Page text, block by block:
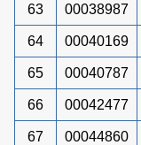
63 00038987
64 00040169
65 00040787
66 00042477
67 00044860